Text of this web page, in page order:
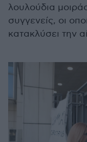
λουλούδια
συγγενείς, οι
κατακλύσει την